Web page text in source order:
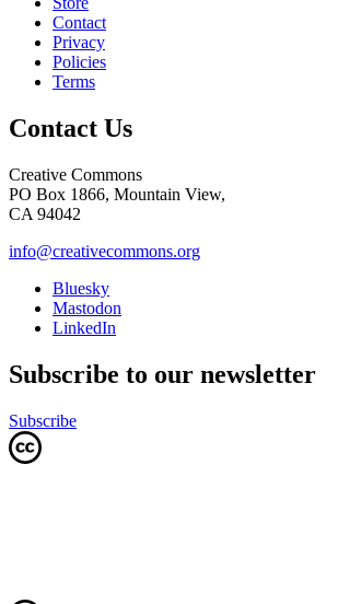
Contact
Privacy
Policies
Terms
Contact Us
Creative Commons
PO Box 1866, Mountain View,
CA 94042
info@creativecommons.org
Bluesky
Mastodon
LinkedIn
Subscribe to our newsletter
Subscribe